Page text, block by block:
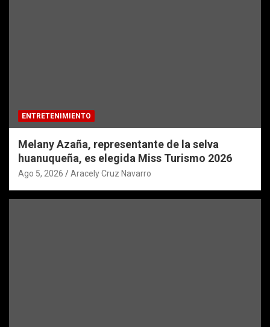
ENTRETENIMIENTO
Melany Azaña, representante de la selva
huanuqueña, es elegida Miss Turismo 2026
Ago 5, 2026 Aracely Cruz Navarro